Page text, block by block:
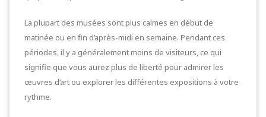
La plupart des musées sont plus calmes en début de
matinée ou en fin d’après-midi en semaine. Pendant ces
périodes, il y a généralement moins de visiteurs, ce qui
signifie que vous aurez plus de liberté pour admirer les
œuvres d’art ou explorer les différentes expositions à votre
rythme.